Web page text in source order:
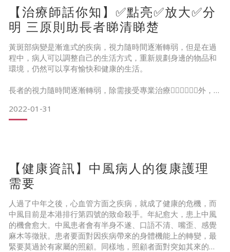
2.甚麼尺寸的輪椅適合使用者呢？
座椅闊度：臀部兩側應預留一定空間，座椅必須比使用者的臀
部寬 2 到 4 厘米。一般來說，坐闊16吋至18吋的主流輪
【治療師話你知】✅點亮✅放大✅分
明 三原則助長者睇清睇楚
黃斑部病變是漸進式的疾病，視力隨時間逐漸轉弱，但是在過
程中，病人可以調整自己的生活方式，重新規劃身邊的物品和
環境，仍然可以享有愉快和健康的生活。
長者的視力隨時間逐漸轉弱，除需接受專業治療👨🏻‍⚕️👩🏻‍⚕️外，不
✅可幫助長者改善視力減弱的問題「✅點亮✅放大✅分明」。
🔆，會讓你更容易看清處周圍事物
2022-01-31
【健康資訊】中風病人的復康護理
需要
人過了中年之後，心血管方面之疾病，就成了健康的危機，而
中風目前是本港排行第四號的致命殺手。年紀愈大，患上中風
的機會愈大。中風患者會有半身不遂、口語不清、嘴歪、感覺
麻木等徵狀。患者要面對因疾病帶來的身體機能上的轉變，最
緊要莫過於有家屬的照顧。同樣地，照顧者面對突如其來的轉